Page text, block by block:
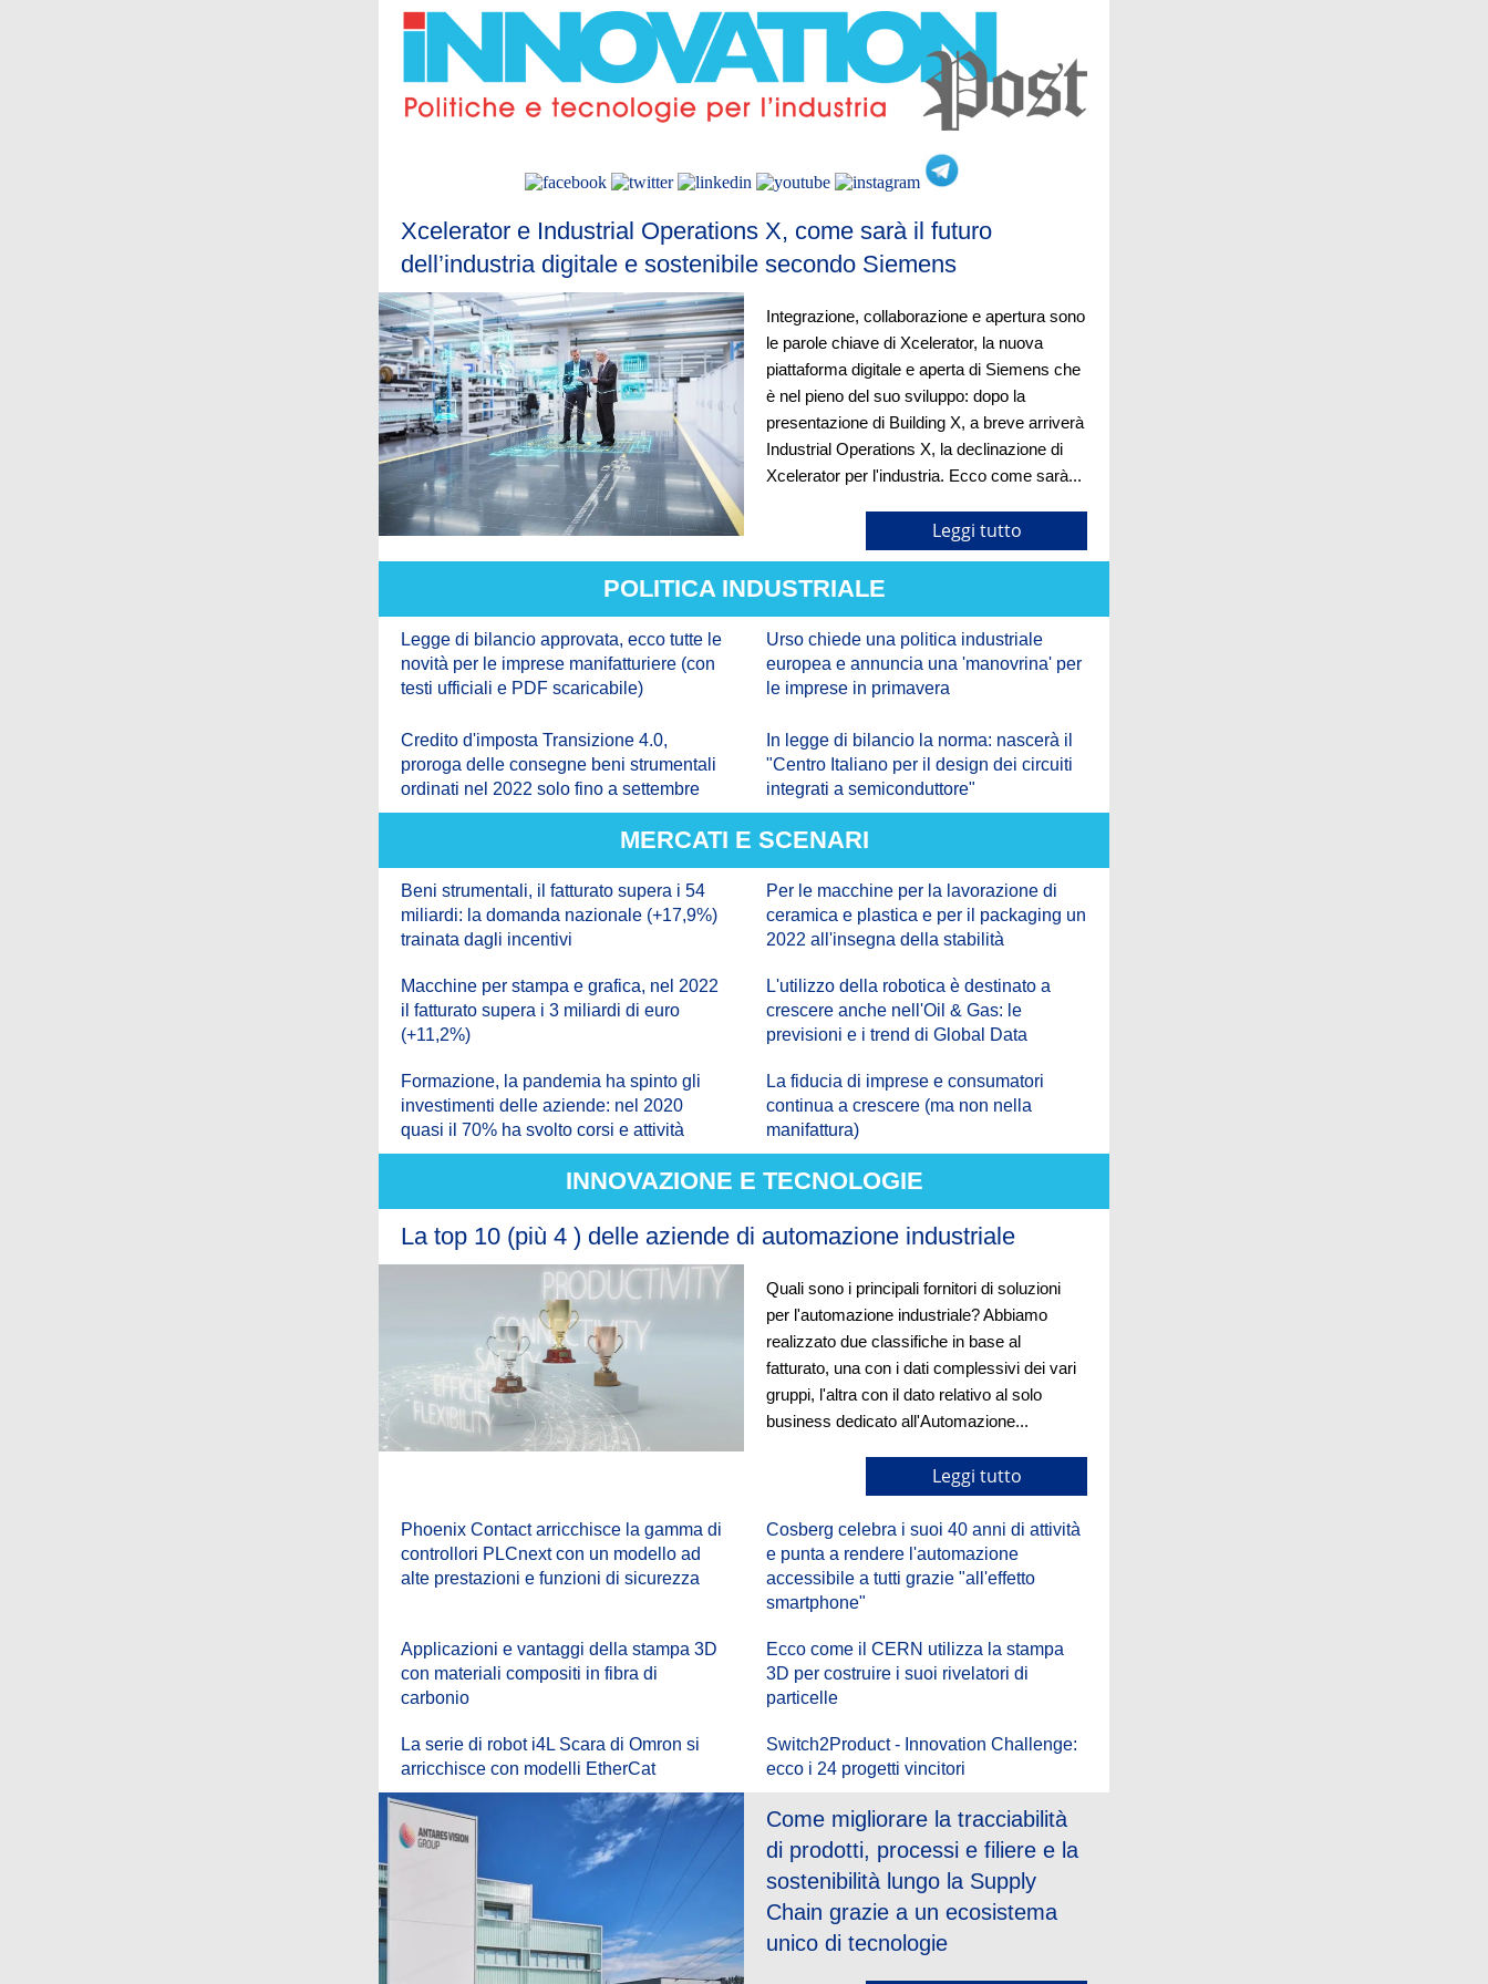
Xcelerator e Industrial Operations X, come sarà il futuro
dell’industria digitale e sostenibile secondo Siemens
Integrazione, collaborazione e apertura sono
le parole chiave di Xcelerator, la nuova
piattaforma digitale e aperta di Siemens che
è nel pieno del suo sviluppo: dopo la
presentazione di Building X, a breve arriverà
Industrial Operations X, la declinazione di
Xcelerator per l'industria. Ecco come sarà...
Leggi tutto
POLITICA INDUSTRIALE
Legge di bilancio approvata, ecco tutte le
novità per le imprese manifatturiere (con
testi ufficiali e PDF scaricabile)
Urso chiede una politica industriale
europea e annuncia una 'manovrina' per
le imprese in primavera
Credito d'imposta Transizione 4.0,
proroga delle consegne beni strumentali
ordinati nel 2022 solo fino a settembre
In legge di bilancio la norma: nascerà il
"Centro Italiano per il design dei circuiti
integrati a semiconduttore"
MERCATI E SCENARI
Beni strumentali, il fatturato supera i 54
miliardi: la domanda nazionale (+17,9%)
trainata dagli incentivi
Per le macchine per la lavorazione di
ceramica e plastica e per il packaging un
2022 all'insegna della stabilità
Macchine per stampa e grafica, nel 2022
il fatturato supera i 3 miliardi di euro
(+11,2%)
L'utilizzo della robotica è destinato a
crescere anche nell'Oil & Gas: le
previsioni e i trend di Global Data
Formazione, la pandemia ha spinto gli
investimenti delle aziende: nel 2020
quasi il 70% ha svolto corsi e attività
La fiducia di imprese e consumatori
continua a crescere (ma non nella
manifattura)
INNOVAZIONE E TECNOLOGIE
La top 10 (più 4 ) delle aziende di automazione industriale
Quali sono i principali fornitori di soluzioni
per l'automazione industriale? Abbiamo
realizzato due classifiche in base al
fatturato, una con i dati complessivi dei vari
gruppi, l'altra con il dato relativo al solo
business dedicato all'Automazione...
Leggi tutto
Phoenix Contact arricchisce la gamma di
controllori PLCnext con un modello ad
alte prestazioni e funzioni di sicurezza
Cosberg celebra i suoi 40 anni di attività
e punta a rendere l'automazione
accessibile a tutti grazie "all'effetto
smartphone"
Applicazioni e vantaggi della stampa 3D
con materiali compositi in fibra di
carbonio
Ecco come il CERN utilizza la stampa
3D per costruire i suoi rivelatori di
particelle
La serie di robot i4L Scara di Omron si
arricchisce con modelli EtherCat
Switch2Product - Innovation Challenge:
ecco i 24 progetti vincitori
Come migliorare la tracciabilità
di prodotti, processi e filiere e la
sostenibilità lungo la Supply
Chain grazie a un ecosistema
unico di tecnologie